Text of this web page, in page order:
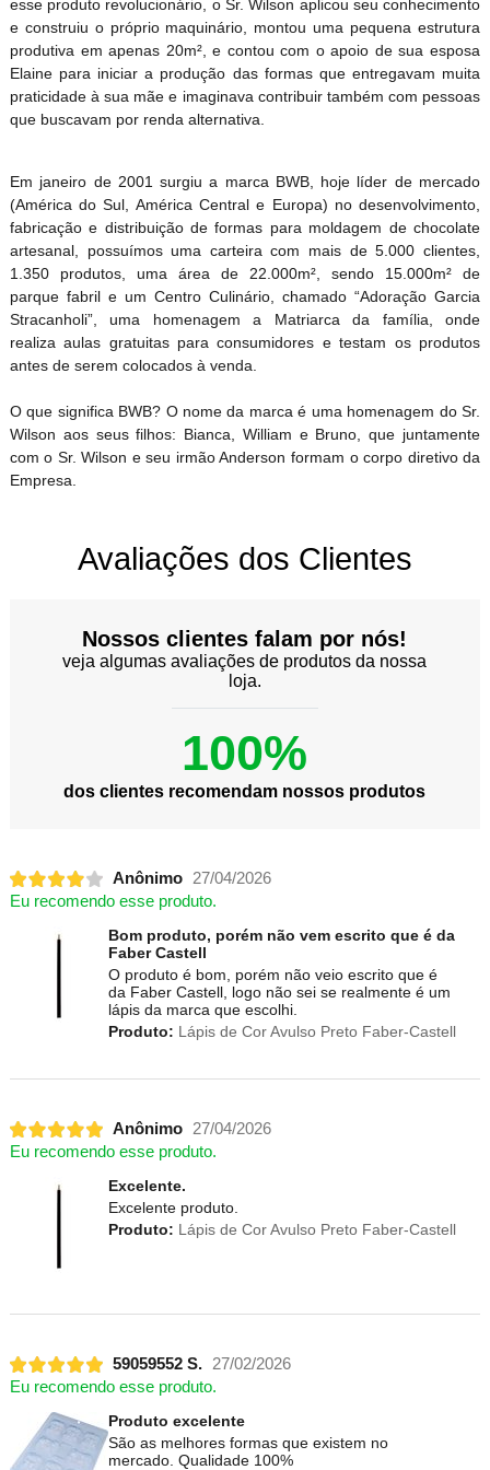
esse produto revolucionário, o Sr. Wilson aplicou seu conhecimento
e construiu o próprio maquinário, montou uma pequena estrutura
produtiva em apenas 20m², e contou com o apoio de sua esposa
Elaine para iniciar a produção das formas que entregavam muita
praticidade à sua mãe e imaginava contribuir também com pessoas
que buscavam por renda alternativa.
Em janeiro de 2001 surgiu a marca BWB, hoje líder de mercado
(América do Sul, América Central e Europa) no desenvolvimento,
fabricação e distribuição de formas para moldagem de chocolate
artesanal, possuímos uma carteira com mais de 5.000 clientes,
1.350 produtos, uma área de 22.000m², sendo 15.000m² de
parque fabril e um Centro Culinário, chamado “Adoração Garcia
Stracanholi”, uma homenagem a Matriarca da família, onde
realiza aulas gratuitas para consumidores e testam os produtos
antes de serem colocados à venda.
O que significa BWB? O nome da marca é uma homenagem do Sr.
Wilson aos seus filhos: Bianca, William e Bruno, que juntamente
com o Sr. Wilson e seu irmão Anderson formam o corpo diretivo da
Empresa.
Avaliações dos Clientes
Nossos clientes falam por nós!
veja algumas avaliações de produtos da nossa
loja.
100%
dos clientes recomendam nossos produtos
Anônimo 27/04/2026
Eu recomendo esse produto.
Bom produto, porém não vem escrito que é da
Faber Castell
O produto é bom, porém não veio escrito que é
da Faber Castell, logo não sei se realmente é um
lápis da marca que escolhi.
Produto: Lápis de Cor Avulso Preto Faber-Castell
Anônimo 27/04/2026
Eu recomendo esse produto.
Excelente.
Excelente produto.
Produto: Lápis de Cor Avulso Preto Faber-Castell
59059552 S. 27/02/2026
Eu recomendo esse produto.
Produto excelente
São as melhores formas que existem no
mercado. Qualidade 100%